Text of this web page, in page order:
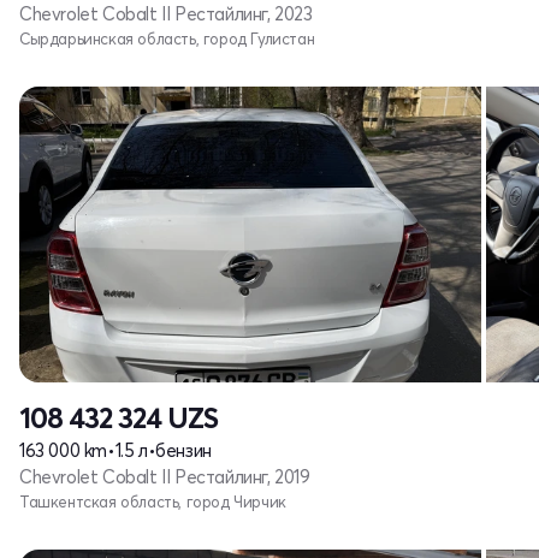
Chevrolet Cobalt II Рестайлинг, 2023
Сырдарьинская область, город Гулистан
108 432 324 UZS
163 000 km•1.5 л•бензин
Chevrolet Cobalt II Рестайлинг, 2019
Ташкентская область, город Чирчик